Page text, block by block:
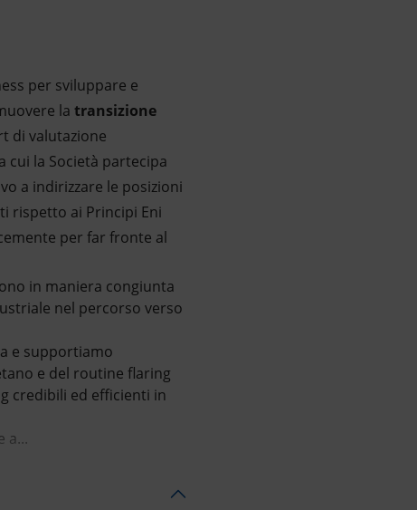
per sviluppare e
la transizione
di valutazione
cui la Società partecipa
a indirizzare le posizioni
rispetto ai Principi Eni
per far fronte al
in maniera congiunta
nel percorso verso
e supportiamo
e del routine flaring
credibili ed efficienti in
a...